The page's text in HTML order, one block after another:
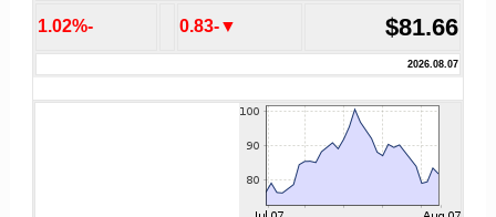
$81.66
▼-0.83
-1.02%
2026.08.07